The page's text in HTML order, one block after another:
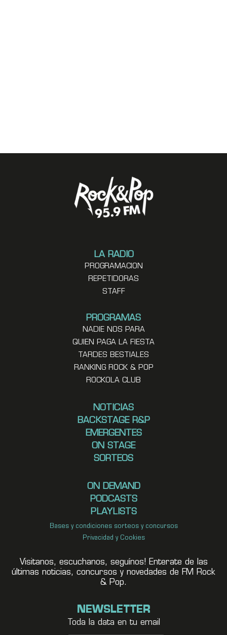
LA RADIO
PROGRAMACION
REPETIDORAS
STAFF
PROGRAMAS
NADIE NOS PARA
QUIEN PAGA LA FIESTA
TARDES BESTIALES
RANKING ROCK & POP
ROCKOLA CLUB
NOTICIAS
BACKSTAGE R&P
EMERGENTES
ON STAGE
SORTEOS
ON DEMAND
PODCASTS
PLAYLISTS
Bases y condiciones sorteos y concursos
Privacidad y Cookies
Visitanos, escuchanos, seguínos! Enterate de las
últimas noticias, concursos y novedades de FM Rock
& Pop.
NEWSLETTER
Toda la data en tu email